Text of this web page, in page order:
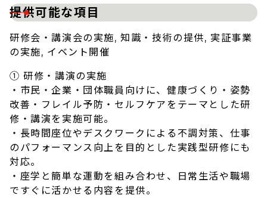
提供可能な項目
研修会・講演会の実施, 知識・技術の提供, 実証事業
の実施, イベント開催
① 研修・講演の実施
・市民・企業・団体職員向けに、健康づくり・姿勢
改善・フレイル予防・セルフケアをテーマとした研
修・講演を実施可能。
・長時間座位やデスクワークによる不調対策、仕事
のパフォーマンス向上を目的とした実践型研修にも
対応。
・座学と簡単な運動を組み合わせ、日常生活や職場
ですぐに活かせる内容を提供。